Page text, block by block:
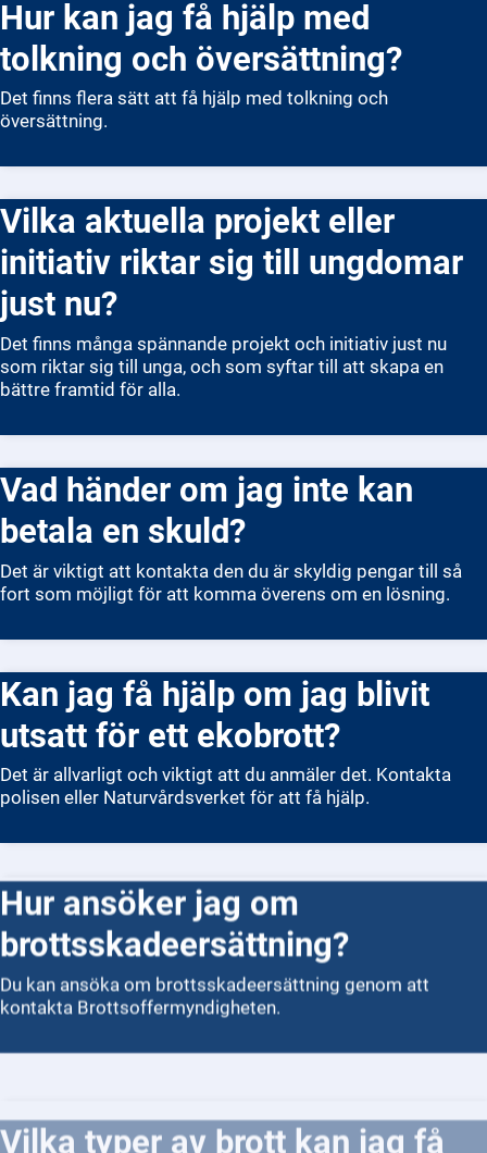
Hur kan jag få hjälp med
tolkning och översättning?
Det finns flera sätt att få hjälp med tolkning och
översättning.
Vilka aktuella projekt eller
initiativ riktar sig till ungdomar
just nu?
Det finns många spännande projekt och initiativ just nu
som riktar sig till unga, och som syftar till att skapa en
bättre framtid för alla.
Vad händer om jag inte kan
betala en skuld?
Det är viktigt att kontakta den du är skyldig pengar till så
fort som möjligt för att komma överens om en lösning.
Kan jag få hjälp om jag blivit
utsatt för ett ekobrott?
Det är allvarligt och viktigt att du anmäler det. Kontakta
polisen eller Naturvårdsverket för att få hjälp.
Hur ansöker jag om
brottsskadeersättning?
Du kan ansöka om brottsskadeersättning genom att
kontakta Brottsoffermyndigheten.
brottsskadeersättning för?